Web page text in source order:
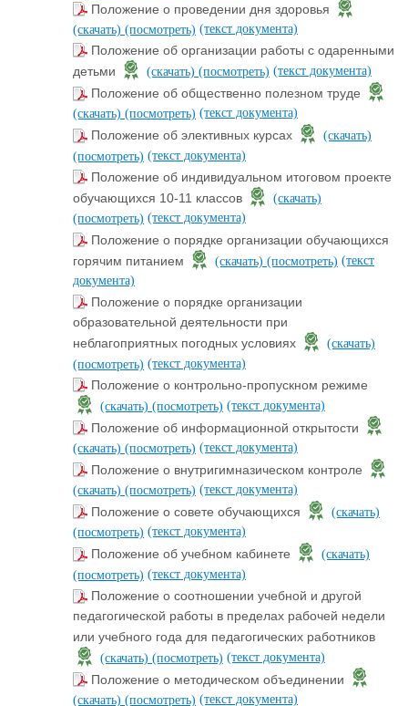
Положение о проведении дня здоровья
(скачать) (посмотреть) (текст документа)
Положение об организации работы с одаренными
детьми
(скачать) (посмотреть) (текст документа)
Положение об общественно полезном труде
(скачать) (посмотреть) (текст документа)
Положение об элективных курсах
(скачать)
(посмотреть) (текст документа)
Положение об индивидуальном итоговом проекте
обучающихся 10-11 классов
(скачать)
(посмотреть) (текст документа)
Положение о порядке организации обучающихся
горячим питанием
(скачать) (посмотреть) (текст
документа)
Положение о порядке организации
образовательной деятельности при
неблагоприятных погодных условиях
(скачать)
(посмотреть) (текст документа)
Положение о контрольно-пропускном режиме
(скачать) (посмотреть) (текст документа)
Положение об информационной открытости
(скачать) (посмотреть) (текст документа)
Положение о внутригимназическом контроле
(скачать) (посмотреть) (текст документа)
Положение о совете обучающихся
(скачать)
(посмотреть) (текст документа)
Положение об учебном кабинете
(скачать)
(посмотреть) (текст документа)
Положение о соотношении учебной и другой
педагогической работы в пределах рабочей недели
или учебного года для педагогических работников
(скачать) (посмотреть) (текст документа)
Положение о методическом объединении
(скачать) (посмотреть) (текст документа)